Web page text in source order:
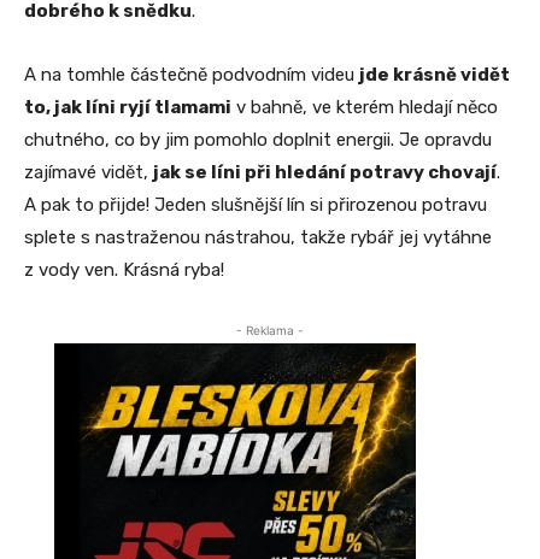
dobrého k snědku.
A na tomhle částečně podvodním videu jde krásně vidět
to, jak líni ryjí tlamami v bahně, ve kterém hledají něco
chutného, co by jim pomohlo doplnit energii. Je opravdu
zajímavé vidět, jak se líni při hledání potravy chovají.
A pak to přijde! Jeden slušnější lín si přirozenou potravu
splete s nastraženou nástrahou, takže rybář jej vytáhne
z vody ven. Krásná ryba!
- Reklama -